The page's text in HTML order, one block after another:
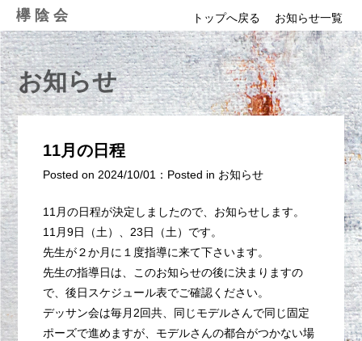
to
content
欅陰会 トップへ戻る お知らせ一覧
お知らせ
11月の日程
Posted on 2024/10/01 ： Posted in お知らせ
11月の日程が決定しましたので、お知らせします。
11月9日（土）、23日（土）です。
先生が２か月に１度指導に来て下さいます。
先生の指導日は、このお知らせの後に決まりますの
で、後日スケジュール表でご確認ください。
デッサン会は毎月2回共、同じモデルさんで同じ固定
ポーズで進めますが、モデルさんの都合がつかない場